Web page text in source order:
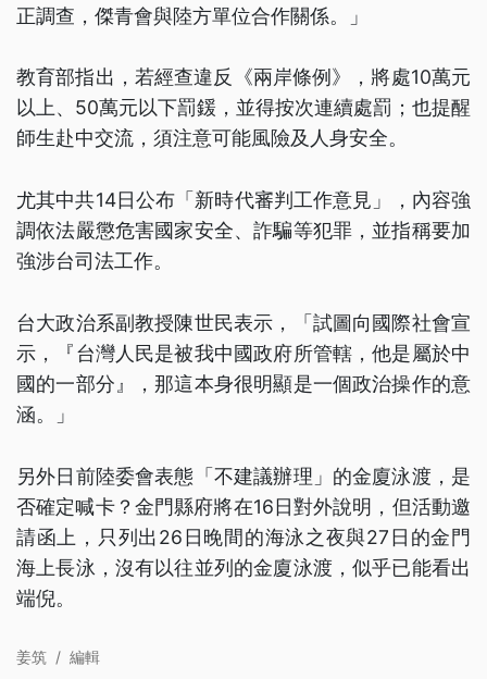
正調查，傑青會與陸方單位合作關係。」
教育部指出，若經查違反《兩岸條例》，將處10萬元
以上、50萬元以下罰鍰，並得按次連續處罰；也提醒
師生赴中交流，須注意可能風險及人身安全。
尤其中共14日公布「新時代審判工作意見」，內容強
調依法嚴懲危害國家安全、詐騙等犯罪，並指稱要加
強涉台司法工作。
台大政治系副教授陳世民表示，「試圖向國際社會宣
示，『台灣人民是被我中國政府所管轄，他是屬於中
國的一部分』，那這本身很明顯是一個政治操作的意
涵。」
另外日前陸委會表態「不建議辦理」的金廈泳渡，是
否確定喊卡？金門縣府將在16日對外說明，但活動邀
請函上，只列出26日晚間的海泳之夜與27日的金門
海上長泳，沒有以往並列的金廈泳渡，似乎已能看出
端倪。
姜筑 / 編輯